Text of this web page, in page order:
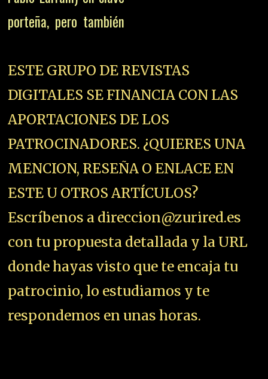
porteña, pero también
ESTE GRUPO DE REVISTAS
DIGITALES SE FINANCIA CON LAS
APORTACIONES DE LOS
PATROCINADORES. ¿QUIERES UNA
MENCION, RESEÑA O ENLACE EN
ESTE U OTROS ARTÍCULOS?
Escríbenos a direccion@zurired.es
con tu propuesta detallada y la URL
donde hayas visto que te encaja tu
patrocinio, lo estudiamos y te
respondemos en unas horas.